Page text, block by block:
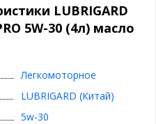
в двигателях
поколения американских,
автопроизводителей,
бензин, пропан и сжатый
вязкости и
присадок.
LUBRIGARD
5W-30 (4л) масло
Легкомоторное
LUBRIGARD (Китай)
5w-30